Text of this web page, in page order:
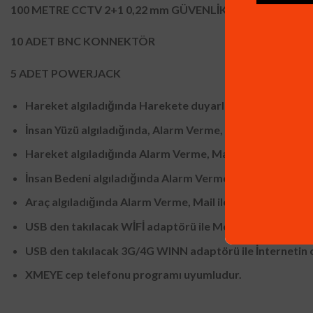
100 METRE CCTV 2+1 0,22 mm GÜVENLİK KAMERA
10 ADET BNC KONNEKTÖR
5 ADET POWERJACK
Hareket algıladığında Harekete duyarlı olarak KAYIT
İnsan Yüzü algıladığında, Alarm Verme, Mail ile Haber
Hareket algıladığında Alarm Verme, Mail ile Haber
İnsan Bedeni algıladığında Alarm Verme, Mail ile
Araç algıladığında Alarm Verme, Mail ile Haber
USB den takılacak WİFİ adaptörü ile Modeme yani
USB den takılacak 3G/4G WINN adaptörü ile
XMEYE cep telefonu programı uyumludur.